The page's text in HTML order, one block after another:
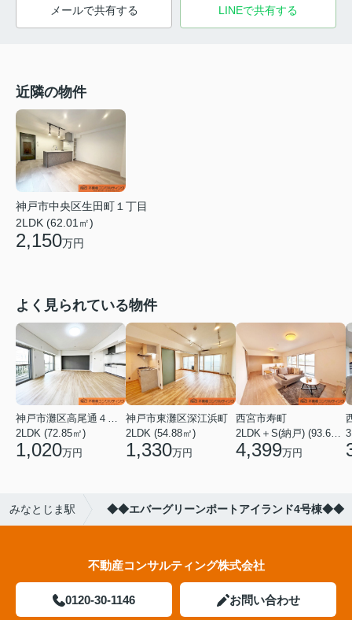
メールで共有する LINEで共有する
近隣の物件
神戸市中央区生田町１丁目
2LDK (62.01㎡)
2,150万円
よく見られている物件
神戸市灘区高尾通４丁目
2LDK (72.85㎡)
1,020万円
神戸市東灘区深江浜町
2LDK (54.88㎡)
1,330万円
西宮市寿町
2LDK＋S(納戸) (93.60㎡)
4,399万円
みなとじま駅 ◆◆エバーグリーンポートアイランド4号棟◆◆
不動産コンサルティング株式会社
0120-30-1146 お問い合わせ